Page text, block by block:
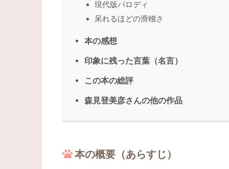
現代版パロディ
呆れるほどの滑稽さ
本の感想
印象に残った言葉（名言）
この本の総評
森見登美彦さんの他の作品
本の概要（あらすじ）